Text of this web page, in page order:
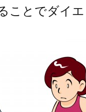
ことでダイ